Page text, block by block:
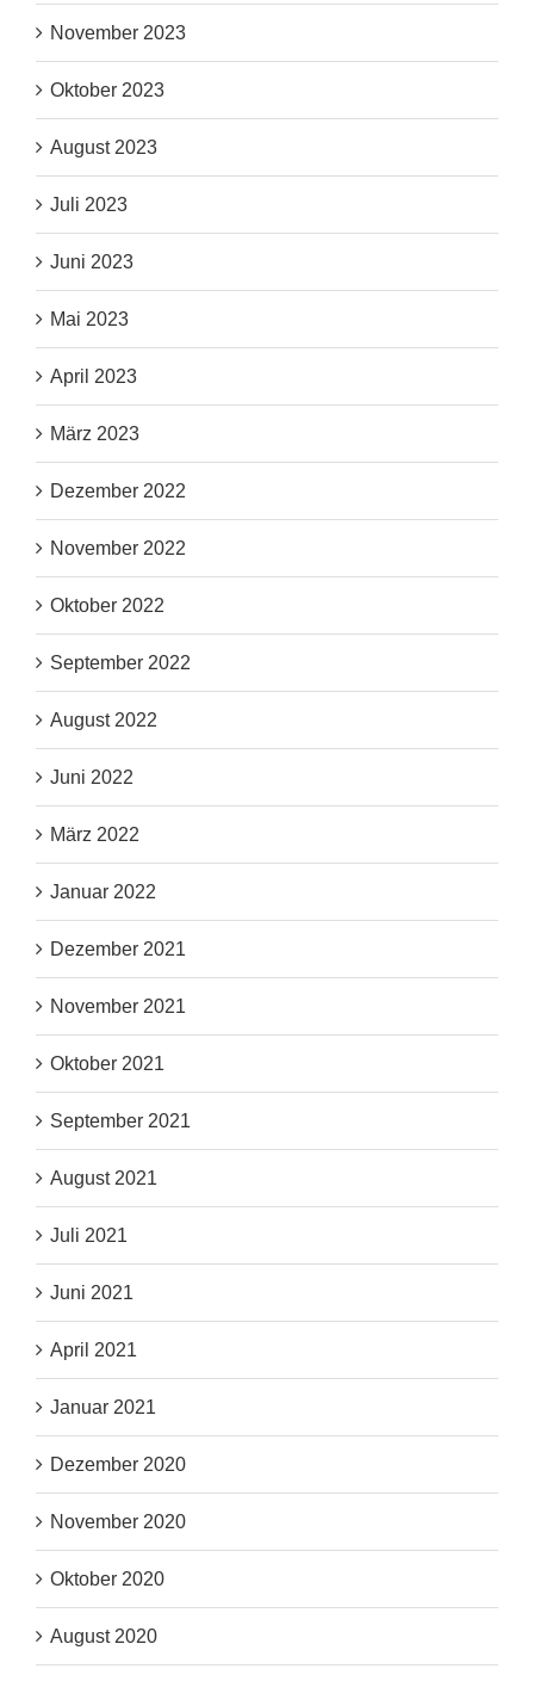
November 2023
Oktober 2023
August 2023
Juli 2023
Juni 2023
Mai 2023
April 2023
März 2023
Dezember 2022
November 2022
Oktober 2022
September 2022
August 2022
Juni 2022
März 2022
Januar 2022
Dezember 2021
November 2021
Oktober 2021
September 2021
August 2021
Juli 2021
Juni 2021
April 2021
Januar 2021
Dezember 2020
November 2020
Oktober 2020
August 2020